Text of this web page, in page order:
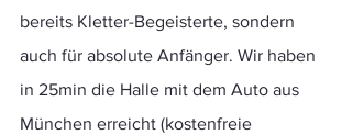
bereits Kletter-Begeisterte, sondern
auch für absolute Anfänger. Wir haben
in 25min die Halle mit dem Auto aus
München erreicht (kostenfreie